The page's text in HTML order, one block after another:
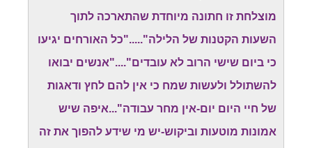
מוצלחת זו חתונה מיוחדת שהתארכה לתוך
השעות הקטנות של הלילה"....."כל האורחים יגיעו
כי ביום שישי הרוב לא עובדים"...."אנשים יבואו
להשתולל ולעשות שמח כי אין להם לחץ ודאגות
של חיי היום יום-אין מחר עבודה"...איפה שיש
אמונות מוטעות וביקוש-יש מי שידע להפוך את זה